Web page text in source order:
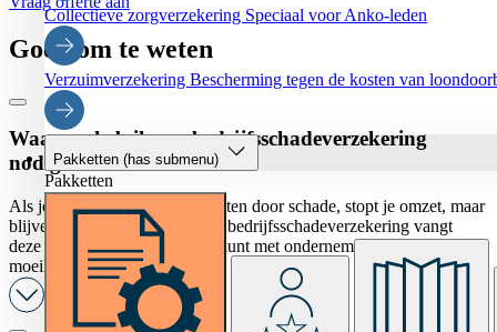
Collectieve zorgverzekering Speciaal voor Anko-leden
Verzuimverzekering Bescherming tegen de kosten van
Pakketten (has submenu)
Pakketten
Goed om te weten
Waarom heb ik een bedrijfsschadeverzekering
nodig?
Als je salon (tijdelijk) moet sluiten door schade, stopt je omzet, maar
blijven je kosten doorgaan. De bedrijfsschadeverzekering vangt
deze kosten op, zodat jij door kunt met ondernemen — ook in
moeilijke tijden.